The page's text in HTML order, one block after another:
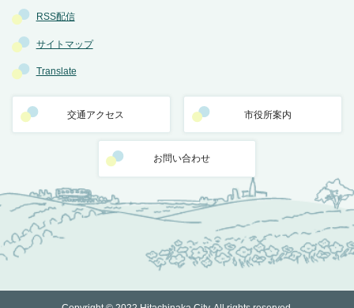
RSS配信
サイトマップ
Translate
交通アクセス 市役所案内
お問い合わせ